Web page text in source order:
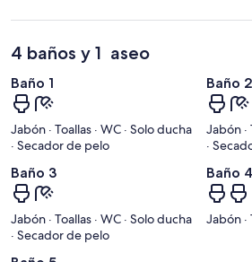
4 baños y 1 aseo
Baño 1
Jabón · Toallas · WC · Solo ducha
· Secador de pelo
Baño 2
Jabón ·
·
Baño 3
Jabón · Toallas · WC · Solo ducha
· Secador de pelo
Baño 4
Jabón ·